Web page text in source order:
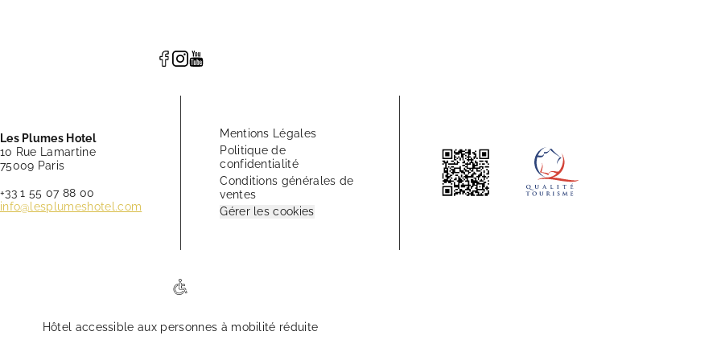
Les Plumes Hotel
10 Rue Lamartine
75009 Paris
+33 1 55 07 88 00
info@lesplumeshotel.com
Mentions Légales
Politique de
confidentialité
Conditions générales de
ventes
Gérer les cookies
Hôtel accessible aux personnes à mobilité réduite